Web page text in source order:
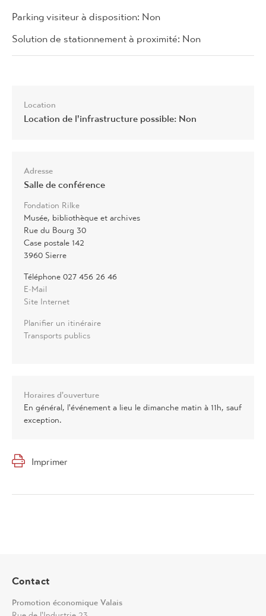
Parking visiteur à disposition: Non
Solution de stationnement à proximité: Non
Location
Location de l'infrastructure possible: Non
Adresse
Salle de conférence
Fondation Rilke
Musée, bibliothèque et archives
Rue du Bourg 30
Case postale 142
3960 Sierre
Téléphone 027 456 26 46
E-Mail
Site Internet
Planifier un itinéraire
Transports publics
Horaires d'ouverture
En général, l'événement a lieu le dimanche matin à 11h, sauf
exception.
Imprimer
Contact
Promotion économique Valais